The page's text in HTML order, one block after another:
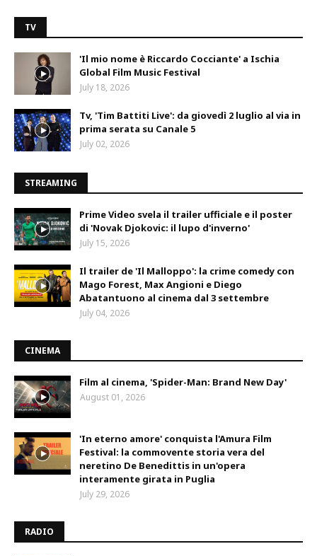
TV
'Il mio nome è Riccardo Cocciante' a Ischia
Global Film Music Festival
July 18, 2026
Tv, 'Tim Battiti Live': da giovedì 2 luglio al via in
prima serata su Canale 5
July 02, 2026
STREAMING
Prime Video svela il trailer ufficiale e il poster
di 'Novak Djokovic: il lupo d'inverno'
July 15, 2026
Il trailer de 'Il Malloppo': la crime comedy con
Mago Forest, Max Angioni e Diego
Abatantuono al cinema dal 3 settembre
July 04, 2026
CINEMA
Film al cinema, 'Spider-Man: Brand New Day'
August 01, 2026
'In eterno amore' conquista l'Amura Film
Festival: la commovente storia vera del
neretino De Benedittis in un'opera
interamente girata in Puglia
July 29, 2026
RADIO